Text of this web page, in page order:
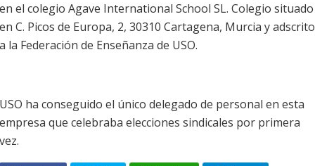
en el colegio Agave International School SL. Colegio situado
en C. Picos de Europa, 2, 30310 Cartagena, Murcia y adscrito
a la Federación de Enseñanza de USO.
USO ha conseguido el único delegado de personal en esta
empresa que celebraba elecciones sindicales por primera
vez.